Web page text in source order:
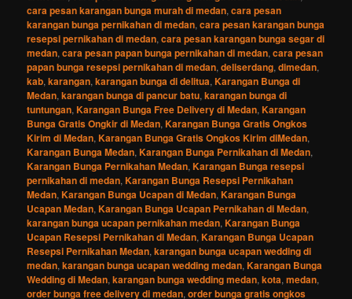
cara pesan karangan bunga murah di medan,cara pesan
karangan bunga pernikahan di medan,cara pesan karangan bunga
resepsi pernikahan di medan,cara pesan karangan bunga segar di
medan,cara pesan papan bunga pernikahan di medan,cara pesan
papan bunga resepsi pernikahan di medan,deliserdang,dimedan,
kab,karangan,karangan bunga di delitua,Karangan Bunga di
Medan,karangan bunga di pancur batu,karangan bunga di
tuntungan,Karangan Bunga Free Delivery di Medan,Karangan
Bunga Gratis Ongkir di Medan,Karangan Bunga Gratis Ongkos
Kirim di Medan,Karangan Bunga Gratis Ongkos Kirim diMedan,
Karangan Bunga Medan,Karangan Bunga Pernikahan di Medan,
Karangan Bunga Pernikahan Medan,Karangan Bunga resepsi
pernikahan di medan,Karangan Bunga Resepsi Pernikahan
Medan,Karangan Bunga Ucapan di Medan,Karangan Bunga
Ucapan Medan,Karangan Bunga Ucapan Pernikahan di Medan,
karangan bunga ucapan pernikahan medan,Karangan Bunga
Ucapan Resepsi Pernikahan di Medan,Karangan Bunga Ucapan
Resepsi Pernikahan Medan,karangan bunga ucapan wedding di
medan,karangan bunga ucapan wedding medan,Karangan Bunga
Wedding di Medan,karangan bunga wedding medan,kota,medan,
order bunga free delivery di medan,order bunga gratis ongkos